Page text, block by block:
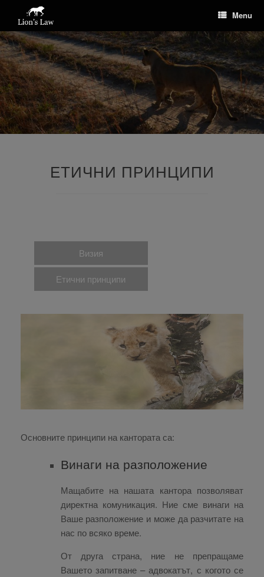
Menu
ЕТИЧНИ ПРИНЦИПИ
Визия
Етични принципи
Основните принципи на кантората са:
Винаги на разположение
Мащабите на нашата кантора позволяват
директна комуникация. Ние сме винаги на
Ваше разположение и може да разчитате на
нас по всяко време.
От друга страна, ние не препращаме
Вашето запитване – адвокатът, с когото се